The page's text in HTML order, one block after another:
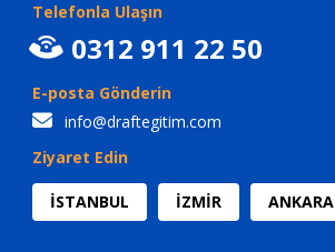
Telefonla Ulaşın
0312 911 22 50
E-posta Gönderin
info@draftegitim.com
Ziyaret Edin
İSTANBUL İZMİR ANKARA